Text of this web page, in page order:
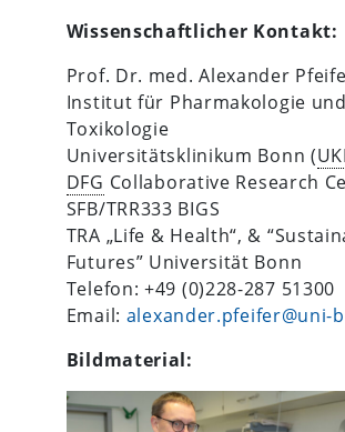
Wissenschaftlicher Kontakt:
Prof. Dr. med. Alexander
Institut für Pharmakologie und
Toxikologie
Universitätsklinikum Bonn (
DFG Collaborative Research
SFB/TRR333 BIGS
TRA „Life & Health“, &
Futures” Universität Bonn
Telefon: +49 (0)228-287 51300
Email: alexander.pfeifer@uni-
Bildmaterial: